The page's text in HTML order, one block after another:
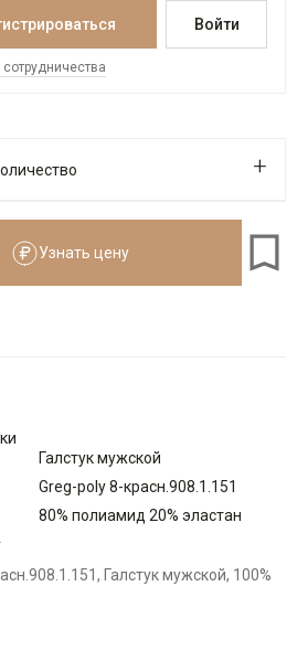
Войти
Узнать цену
Галстук мужской
Greg-poly 8-красн.908.1.151
80% полиамид 20% эластан
Галстук мужской, 100%